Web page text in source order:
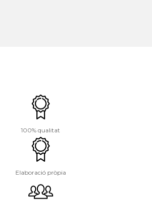
100% qualitat
Elaboració pròpia